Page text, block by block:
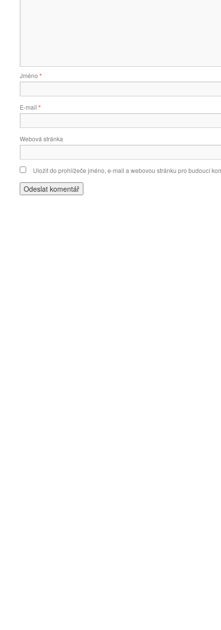
Jméno *
E-mail *
Webová stránka
Uložit do prohlížeče jméno, e-mail a webovou stránku pro budoucí